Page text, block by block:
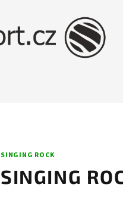
SINGING ROCK
SINGING